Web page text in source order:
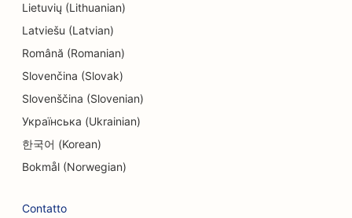
SEO per l'intrattenimento e il tempo libero
SEO per le Escape Room
EO per i ristoranti etnici
SEO per i ristoranti di fattoria
SEO per i servizi di lifting
SEO per i ristoranti fast food
Lietuvių (Lithuanian)
Latviešu (Latvian)
Română (Romanian)
Slovenčina (Slovak)
Slovenščina (Slovenian)
Українська (Ukrainian)
한국어 (Korean)
Bokmål (Norwegian)
Contatto